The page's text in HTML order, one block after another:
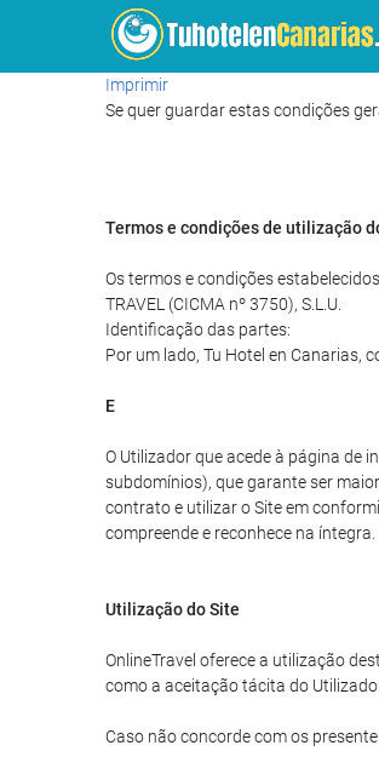
Imprimir
Se quer guardar estas condições
Termos e condições de utilização
Os termos e condições
TRAVEL (CICMA nº 3750), S.L.U.
Identificação das partes:
Por um lado, Tu Hotel en Canarias,
E
O Utilizador que acede à página de
subdomínios), que garante ser
contrato e utilizar o Site em
compreende e reconhece na íntegra.
Utilização do Site
OnlineTravel oferece a utilização
como a aceitação tácita do
Caso não concorde com os